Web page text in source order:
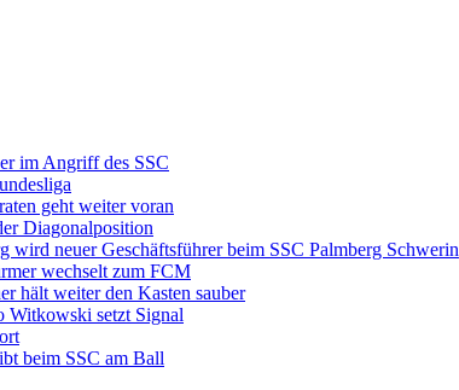
im Angriff des SSC
geht weiter voran
Diagonalposition
wird neuer Geschäftsführer beim SSC Palmberg Schwerin
wechselt zum FCM
hält weiter den Kasten sauber
Witkowski setzt Signal
beim SSC am Ball